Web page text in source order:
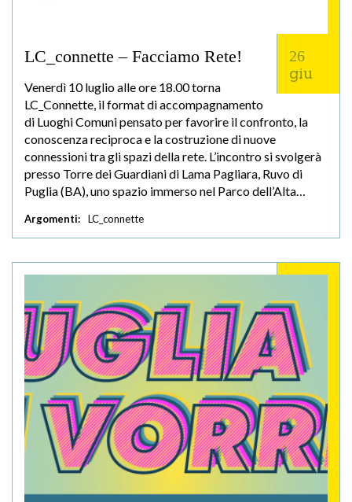
26
giu
LC_connette – Facciamo Rete!
Venerdì 10 luglio alle ore 18.00 torna
LC_Connette, il format di accompagnamento
di Luoghi Comuni pensato per favorire il confronto, la
conoscenza reciproca e la costruzione di nuove
connessioni tra gli spazi della rete. L’incontro si svolgerà
presso Torre dei Guardiani di Lama Pagliara, Ruvo di
Puglia (BA), uno spazio immerso nel Parco dell’Alta…
Argomenti: LC_connette